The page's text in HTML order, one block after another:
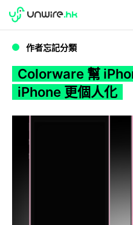
WWDC 2026
作者忘記分類
Colorware 幫
iPhone 更個人化